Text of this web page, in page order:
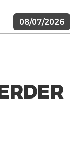
08/07/2026